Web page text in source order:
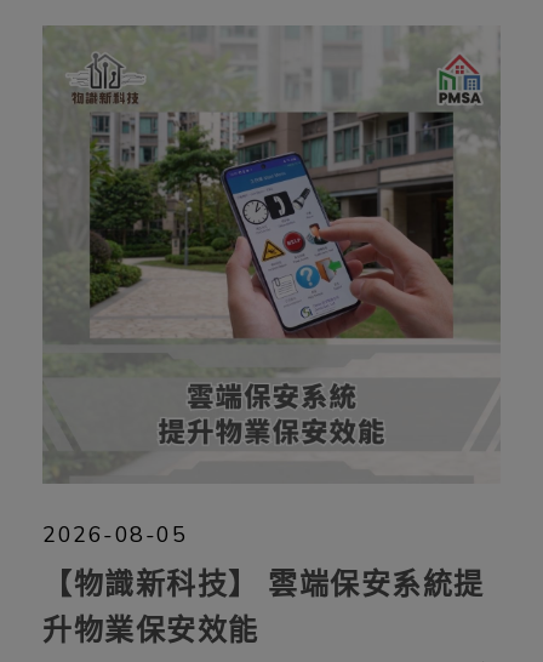
2026-08-05
【物識新科技】 雲端保安系統提
升物業保安效能